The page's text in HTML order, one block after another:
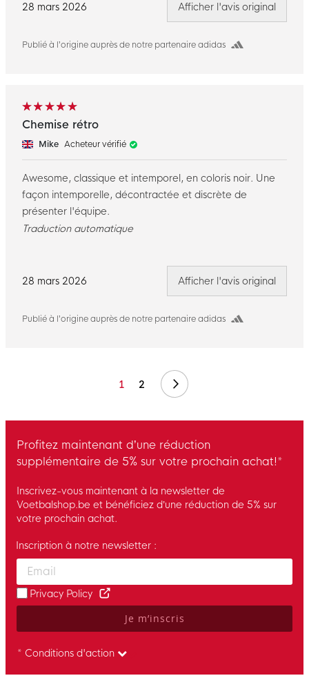
28 mars 2026
Publié à l’origine auprès de notre partenaire adidas
Afficher l'avis original
28 mars 2026
Publié à l’origine auprès de notre partenaire adidas
Chemise rétro
Mike Acheteur vérifié
Awesome, classique et intemporel, en coloris noir. Une
façon intemporelle, décontractée et discrète de
présenter l'équipe.
Traduction automatique
Afficher l'avis original
1 2 Suivant
Profitez maintenant d’une réduction
supplémentaire de 5% sur votre prochain achat!*
Inscrivez-vous maintenant à la newsletter de
Voetbalshop.be et bénéficiez d’une réduction de 5% sur
votre prochain achat.
Enter your email and accept the privacy policy to subscribe to
Inscription à notre newsletter :
Privacy Policy
Je m’inscris
* Conditions d'action